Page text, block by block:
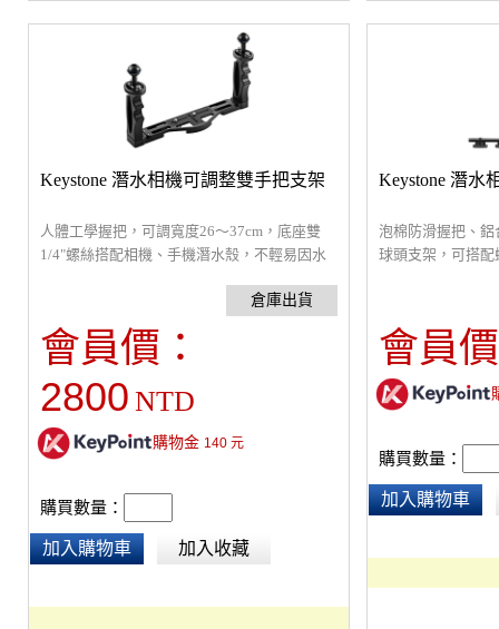
Keystone 潛水相機可調整雙手把支架
人體工學握把，可調寬度26～37cm，底座雙
1/4"螺絲搭配相機、手機潛水殼，不輕易因水
附25mm球頭支架，可搭配蝴蝶夾、燈臂支架
連接LED燈、浮力燈臂，適合進階潛水攝影愛
好者。重量：620 g，適用相機寬度：220-330
會員價：
2800 NTD
購物金 140元
購買數量：
加入購物車 加入收藏
Keystone 潛水
泡棉防滑握把、鋁
球頭支架，可搭
會員
購買數量：
加入購物車